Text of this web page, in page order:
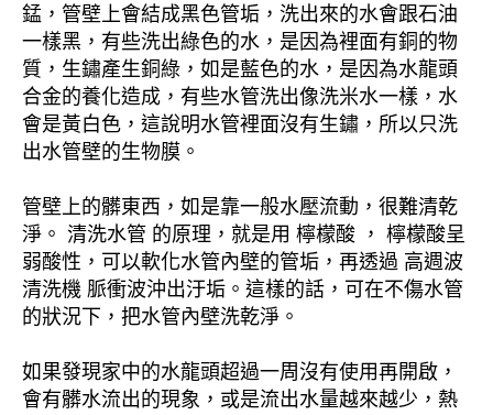
錳，管壁上會結成黑色管垢，洗出來的水會跟石油
一樣黑，有些洗出綠色的水，是因為裡面有銅的物
質，生鏽產生銅綠，如是藍色的水，是因為水龍頭
合金的養化造成，有些水管洗出像洗米水一樣，水
會是黃白色，這說明水管裡面沒有生鏽，所以只洗
出水管壁的生物膜。
管壁上的髒東西，如是靠一般水壓流動，很難清乾
淨。 清洗水管 的原理，就是用 檸檬酸 ， 檸檬酸呈
弱酸性，可以軟化水管內壁的管垢，再透過 高週波
清洗機 脈衝波沖出汙垢。這樣的話，可在不傷水管
的狀況下，把水管內壁洗乾淨。
如果發現家中的水龍頭超過一周沒有使用再開啟，
會有髒水流出的現象，或是流出水量越來越少，熱